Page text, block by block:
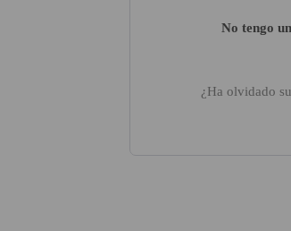
No tengo
¿Ha olvidado